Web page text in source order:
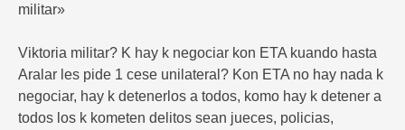
militar»
Viktoria militar? K hay k negociar kon ETA kuando hasta
Aralar les pide 1 cese unilateral? Kon ETA no hay nada k
negociar, hay k detenerlos a todos, komo hay k detener a
todos los k kometen delitos sean jueces, policias,